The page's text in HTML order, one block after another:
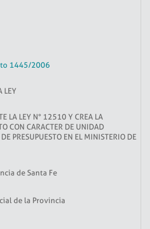
1445/2006
LEY
LA LEY N° 12510 Y CREA LA
CON CARACTER DE UNIDAD
PRESUPUESTO EN EL MINISTERIO DE
de Santa Fe
de la Provincia